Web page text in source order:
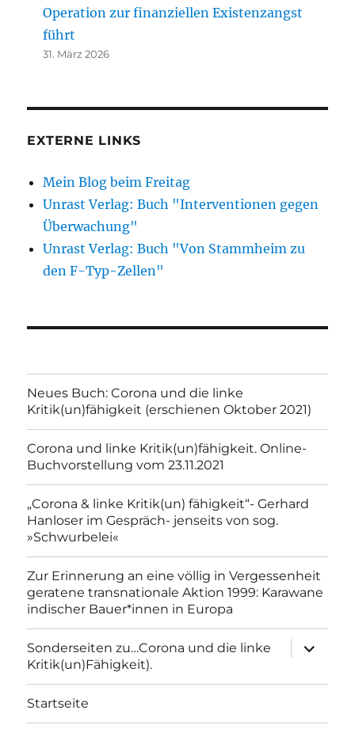
Operation zur finanziellen Existenzangst
führt
31. März 2026
EXTERNE LINKS
Mein Blog beim Freitag
Unrast Verlag: Buch "Interventionen gegen
Überwachung"
Unrast Verlag: Buch "Von Stammheim zu
den F-Typ-Zellen"
Neues Buch: Corona und die linke
Kritik(un)fähigkeit (erschienen Oktober 2021)
Corona und linke Kritik(un)fähigkeit. Online-
Buchvorstellung vom 23.11.2021
„Corona & linke Kritik(un) fähigkeit“- Gerhard
Hanloser im Gespräch- jenseits von sog.
»Schwurbelei«
Zur Erinnerung an eine völlig in Vergessenheit
geratene transnationale Aktion 1999: Karawane
indischer Bauer*innen in Europa
Sonderseiten zu…Corona und die linke
Kritik(un)Fähigkeit).
anzeigen
Startseite